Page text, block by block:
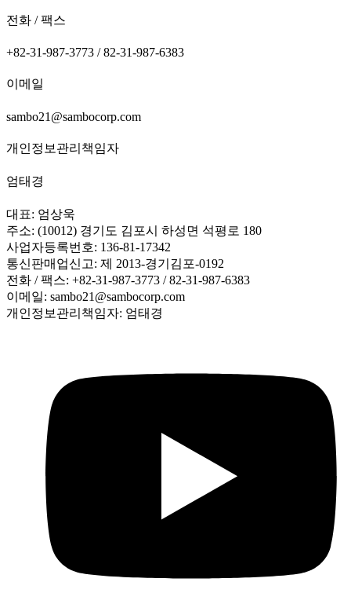
전화 / 팩스
+82-31-987-3773 / 82-31-987-6383
이메일
sambo21@sambocorp.com
개인정보관리책임자
엄태경
대표: 엄상욱
주소: (10012) 경기도 김포시 하성면 석평로 180
사업자등록번호: 136-81-17342
통신판매업신고: 제 2013-경기김포-0192
전화 / 팩스: +82-31-987-3773 / 82-31-987-6383
이메일: sambo21@sambocorp.com
개인정보관리책임자: 엄태경